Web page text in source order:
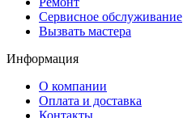
Сервисное обслуживание
Вызвать мастера
Информация
О компании
Оплата и доставка
Контакты